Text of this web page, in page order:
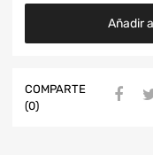
Añadir
COMPARTE
(0)